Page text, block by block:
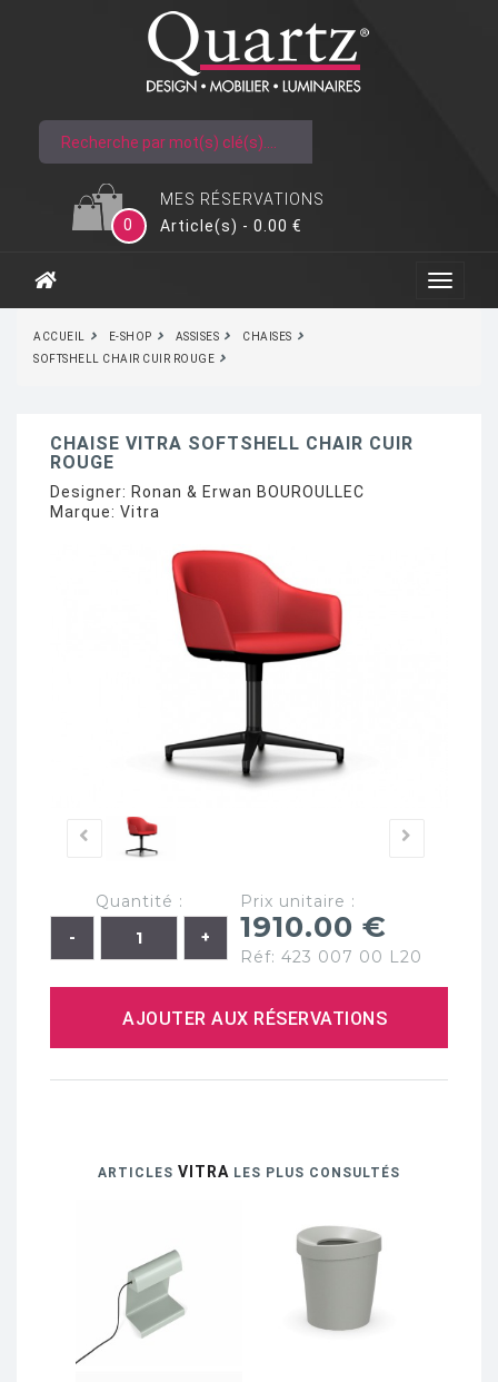
MES RÉSERVATIONS
0
Article(s) - 0.00 €
ACCUEIL E-SHOP ASSISES
CHAISES
SOFTSHELL CHAIR CUIR ROUGE
CHAISE VITRA SOFTSHELL CHAIR CUIR
ROUGE
Designer: Ronan & Erwan BOUROULLEC
Marque: Vitra
Quantité : Prix unitaire :
1910.00 €
Réf: 423 007 00 L20
AJOUTER AUX RÉSERVATIONS
ARTICLES VITRA LES PLUS CONSULTÉS